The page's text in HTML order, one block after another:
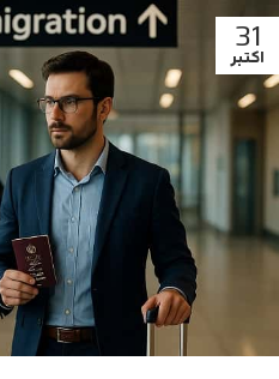
31
اکتبر